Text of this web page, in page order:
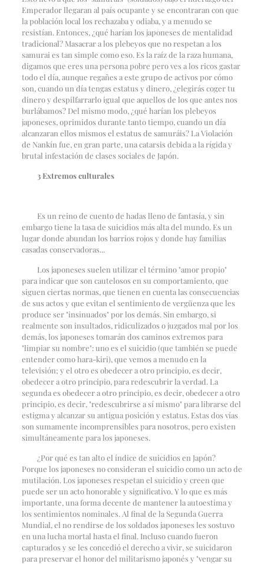
Emperador llegaran al país ocupante y se encontraran con que
la población local los rechazaba y odiaba, y a menudo se
resistían. Entonces, ¿qué harían los japoneses de mentalidad
tradicional? Masacrar a los plebeyos que no respetan a los
samurai es tan simple como eso. Es la raíz de la raza humana,
digamos que eres una persona pobre pero ves a los ricos gastar
todo el día, aunque regañes a este grupo de activos por cómo
son, cuando un día tengas estatus y dinero, ¿elegirás coger tu
dinero y despilfarrarlo igual que aquellos de los que antes nos
burlábamos? Del mismo modo, ¿qué harían los plebeyos
japoneses, oprimidos durante tanto tiempo, cuando un día
alcanzaran ellos mismos el estatus de samuráis? La Violación
de Nankín fue, en gran parte, una catarsis debida a la rígida y
brutal infestación de clases sociales de Japón.
3 Extremos culturales
Es un reino de cuento de hadas lleno de fantasía, y sin
embargo tiene la tasa de suicidios más alta del mundo. Es un
lugar donde abundan los barrios rojos y donde hay familias
casadas conservadoras...
Los japoneses suelen utilizar el término "amor propio"
para indicar que son cautelosos en su comportamiento, que
siguen ciertas normas, que tienen en cuenta las consecuencias
de sus actos y que evitan el sentimiento de vergüenza que les
produce ser "insinuados" por los demás. Sin embargo, si
realmente son insultados, ridiculizados o juzgados mal por los
demás, los japoneses tomarán dos caminos extremos para
"limpiar su nombre": uno es el suicidio (que también se puede
entender como hara-kiri), que vemos a menudo en la
televisión; y el otro es obedecer a otro principio, es decir,
obedecer a otro principio, para redescubrir la verdad. La
segunda es obedecer a otro principio, es decir, obedecer a otro
principio, es decir, "redescubrirse a sí mismo" para librarse del
estigma y alcanzar su antigua posición y estatus. Estas dos vías
son sumamente incomprensibles para nosotros, pero existen
simultáneamente para los japoneses.
¿Por qué es tan alto el índice de suicidios en Japón?
Porque los japoneses no consideran el suicidio como un acto de
mutilación. Los japoneses respetan el suicidio y creen que
puede ser un acto honorable y significativo. Y lo que es más
importante, una forma decente de mantener la autoestima y
los sentimientos nominales. Al final de la Segunda Guerra
Mundial, el no rendirse de los soldados japoneses les sostuvo
en una lucha mortal hasta el final. Incluso cuando fueron
capturados y se les concedió el derecho a vivir, se suicidaron
para preservar el honor del militarismo japonés y "vengar su